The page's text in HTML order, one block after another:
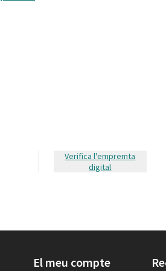
Verifica l'empremta
digital
El meu compte